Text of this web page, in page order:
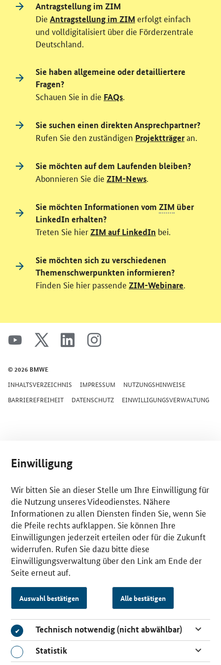
Antragstellung im ZIM
Die Antragstellung im ZIM erfolgt einfach
und volldigitalisiert über die Förderzentrale
Deutschland.
Sie haben allgemeine oder detailliertere
Fragen?
Schauen Sie in die FAQs.
Sie suchen einen direkten Ansprechpartner?
Rufen Sie den zuständigen Projektträgeran.
Sie möchten auf dem Laufenden bleiben?
Abonnieren Sie die ZIM-News.
Sie möchten Informationen vom ZIM über
LinkedIn erhalten?
Treten Sie hierZIM auf LinkedIn bei.
Sie möchten sich zu verschiedenen
Themenschwerpunkten informieren?
Finden Sie hier passende ZIM-Webinare.
SrOnlyServicemenü
youtube linkedin instagram
© 2026 BMWE
INHALTSVERZEICHNIS IMPRESSUM
NUTZUNGSHINWEISE
BARRIEREFREIHEIT
DATENSCHUTZ EINWILLIGUNGSVERWALTUNG
Einwilligung
Wir bitten Sie an dieser Stelle um Ihre Einwilligung für
die Nutzung unseres Videodienstes. Nähere
Informationen zu allen Diensten finden Sie, wenn Sie
die Pfeile rechts aufklappen. Sie können Ihre
Einwilligungen jederzeit erteilen oder für die Zukunft
widerrufen. Rufen Sie dazu bitte diese
Einwilligungsverwaltung über den Link am Ende der
Seite erneut auf.
Auswahl bestätigen Alle bestätigen
Technisch notwendig (nicht abwählbar)
Technisch notwendig (nicht abwählbar)
Statistik
Statistik